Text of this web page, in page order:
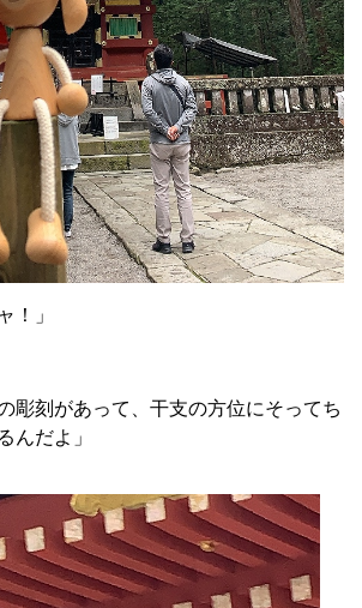
！」
彫刻があって、干支の方位にそってち
んだよ」